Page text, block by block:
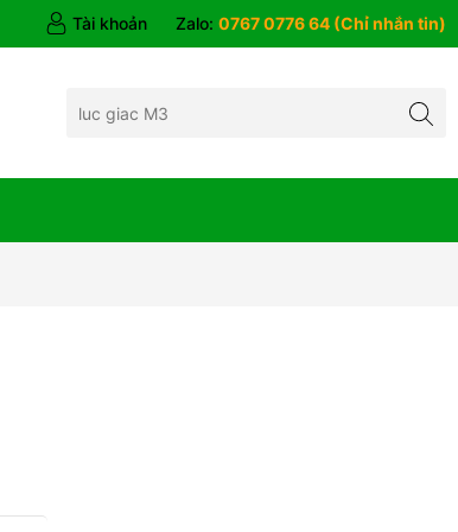
Tài khoản Zalo: 0767 0776 64 (Chỉ nhắn tin)